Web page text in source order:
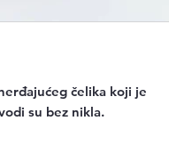
čelika koji je
su bez nikla.